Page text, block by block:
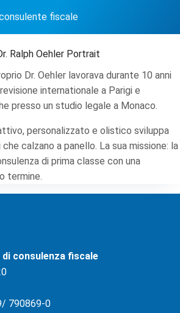
fiscale
Dr. Oehler lavorava durante 10 anni
internationale a Parigi e
presso un studio legale a Monaco.
personalizzato e olistico sviluppa
calzano a panello. La sua missione: la
di prima classe con una
termine.
consulenza fiscale
790869-0